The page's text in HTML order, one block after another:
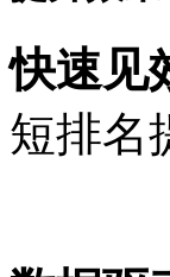
快速见
短排名